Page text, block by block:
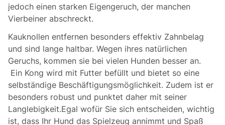
jedoch einen starken Eigengeruch, der manchen
Vierbeiner abschreckt.
Kauknollen entfernen besonders effektiv Zahnbelag
und sind lange haltbar. Wegen ihres natürlichen
Geruchs, kommen sie bei vielen Hunden besser an.
Ein Kong wird mit Futter befüllt und bietet so eine
selbständige Beschäftigungsmöglichkeit. Zudem ist er
besonders robust und punktet daher mit seiner
Langlebigkeit.Egal wofür Sie sich entscheiden, wichtig
ist, dass Ihr Hund das Spielzeug annimmt und Spaß